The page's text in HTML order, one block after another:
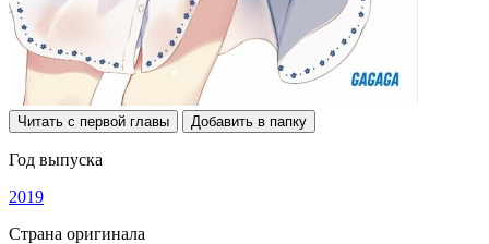
Читать с первой главы Добавить в папку
Год выпуска
2019
Страна оригинала